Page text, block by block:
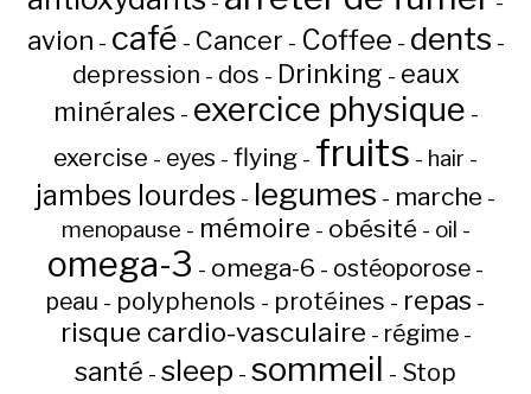
avion - café - Cancer - Coffee - dents -
depression - dos - Drinking - eaux
minérales - exercice physique -
exercise - eyes - flying - fruits - hair -
jambes lourdes - legumes - marche -
menopause - mémoire - obésité - oil -
omega-3 - omega-6 - ostéoporose -
peau - polyphenols - protéines - repas -
risque cardio-vasculaire - régime-
santé - sleep - sommeil - Stop